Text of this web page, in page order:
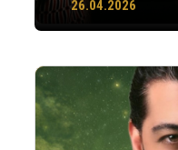
26.04.2026